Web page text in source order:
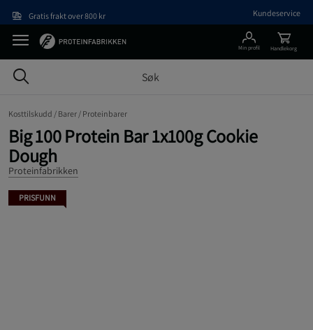
Gratis frakt over 800 kr Kundeservice
Min profil Handlekorg
Kosttilskudd / Barer / Proteinbarer
Big 100 Protein Bar 1x100g Cookie
Dough
Proteinfabrikken
PRISFUNN